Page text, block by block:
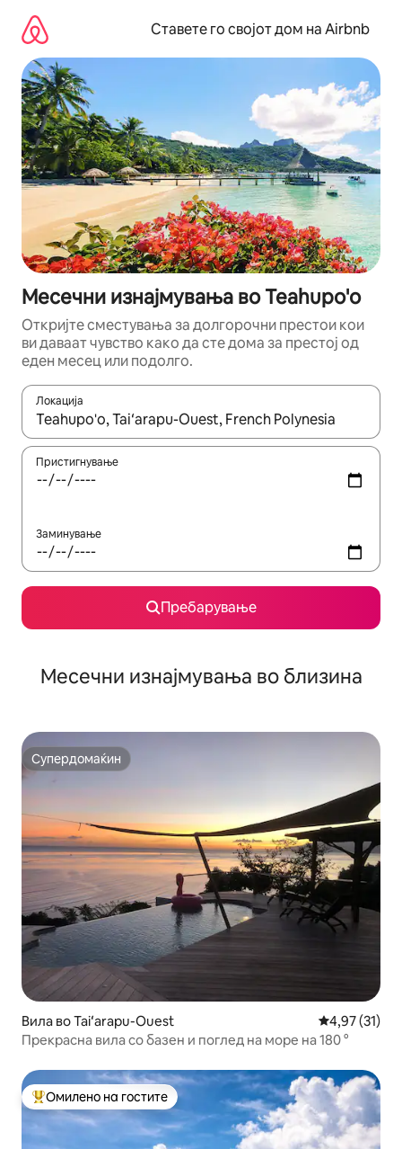
содржина
Ставете го својот дом на Airbnb
Месечни изнајмувања во Teahupo'o
Откријте сместувања за долгорочни престои кои
ви даваат чувство како да сте дома за престој од
еден месец или подолго.
Локација
Кога резултатите се достапни, движете се со копчињата
Пристигнување
Заминување
Пребарување
Месечни изнајмувања во близина
Супердомаќин
Супердомаќин
Вила во Taiʻarapu-Ouest Просечна
4,97 (31)
Прекрасна вила со базен и поглед на море на 180 °
Меѓу најуспешните „Омилени на гостите“
Омилено на гостите